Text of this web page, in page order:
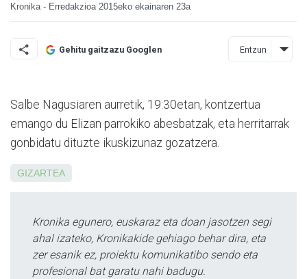
Kronika - Erredakzioa 2015eko ekainaren 23a
Gehitu gaitzazu Googlen Entzun
Salbe Nagusiaren aurretik, 19:30etan, kontzertua
emango du Elizan parrokiko abesbatzak, eta herritarrak
gonbidatu dituzte ikuskizunaz gozatzera.
GIZARTEA
Kronika egunero, euskaraz eta doan jasotzen segi
ahal izateko, Kronikakide gehiago behar dira, eta
zer esanik ez, proiektu komunikatibo sendo eta
profesional bat garatu nahi badugu.